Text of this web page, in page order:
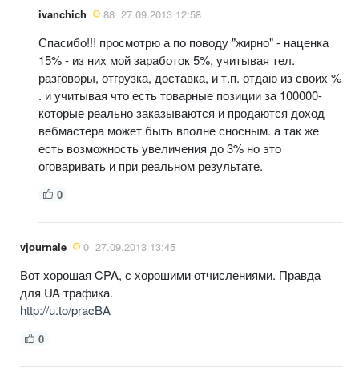
ivanchich 88 27.09.2013 12:58
Спасибо!!! просмотрю а по поводу "жирно" - наценка
15% - из них мой заработок 5%, учитывая тел.
разговоры, отгрузка, доставка, и т.п. отдаю из своих %
. и учитывая что есть товарные позиции за 100000-
которые реально заказываются и продаются доход
вебмастера может быть вполне сносным. а так же
есть возможность увеличения до 3% но это
оговаривать и при реальном результате.
0
vjournale 0 27.09.2013 13:45
Вот хорошая CPA, с хорошими отчислениями. Правда
для UA трафика.
http://u.to/pracBA
0